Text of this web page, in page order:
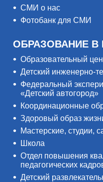
СМИ о нас
Фотобанк для СМИ
ОБРАЗОВАНИЕ В
Образовательный
Детский инженерно-
Федеральный
«Детский автогород»
Координационные
Здоровый образ
Мастерские, студии,
Школа
Отдел повышения
педагогических
Детский